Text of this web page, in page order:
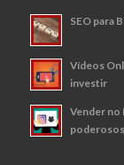
SEO para
Vídeos
investir
Vender no